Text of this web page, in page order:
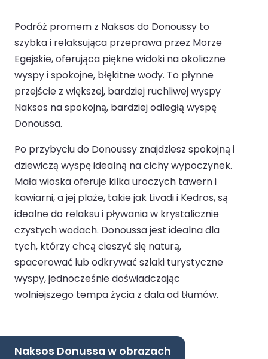
Podróż promem z Naksos do Donoussy to
szybka i relaksująca przeprawa przez Morze
Egejskie, oferująca piękne widoki na okoliczne
wyspy i spokojne, błękitne wody. To płynne
przejście z większej, bardziej ruchliwej wyspy
Naksos na spokojną, bardziej odległą wyspę
Donoussa.
Po przybyciu do Donoussy znajdziesz spokojną i
dziewiczą wyspę idealną na cichy wypoczynek.
Mała wioska oferuje kilka uroczych tawern i
kawiarni, a jej plaże, takie jak Livadi i Kedros, są
idealne do relaksu i pływania w krystalicznie
czystych wodach. Donoussa jest idealna dla
tych, którzy chcą cieszyć się naturą,
spacerować lub odkrywać szlaki turystyczne
wyspy, jednocześnie doświadczając
wolniejszego tempa życia z dala od tłumów.
Naksos Donussa w obrazach